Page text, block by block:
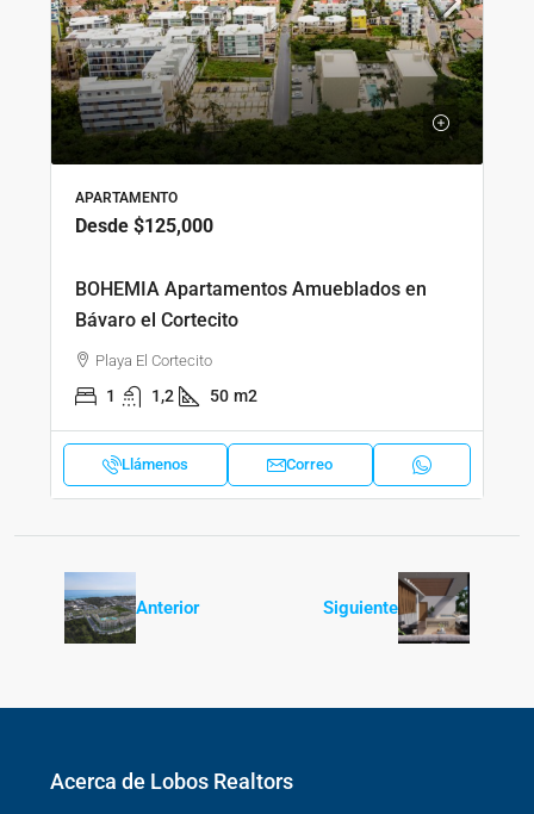
APARTAMENTO
Desde $125,000
BOHEMIA Apartamentos Amueblados en
Bávaro el Cortecito
Playa El Cortecito
1 1,2 50 m2
Llámenos Correo
Anterior Siguiente
Acerca de Lobos Realtors